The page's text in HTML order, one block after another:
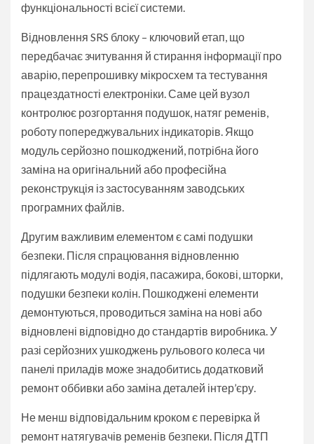
функціональності всієї системи.
Відновлення SRS блоку – ключовий етап, що
передбачає зчитування й стирання інформації про
аварію, перепрошивку мікросхем та тестування
працездатності електроніки. Саме цей вузол
контролює розгортання подушок, натяг ременів,
роботу попереджувальних індикаторів. Якщо
модуль серйозно пошкоджений, потрібна його
заміна на оригінальний або професійна
реконструкція із застосуванням заводських
програмних файлів.
Другим важливим елементом є самі подушки
безпеки. Після спрацювання відновленню
підлягають модулі водія, пасажира, бокові, шторки,
подушки безпеки колін. Пошкоджені елементи
демонтуються, проводиться заміна на нові або
відновлені відповідно до стандартів виробника. У
разі серйозних ушкоджень рульового колеса чи
панелі приладів може знадобитись додатковий
ремонт оббивки або заміна деталей інтер’єру.
Не менш відповідальним кроком є перевірка й
ремонт натягувачів ременів безпеки. Після ДТП